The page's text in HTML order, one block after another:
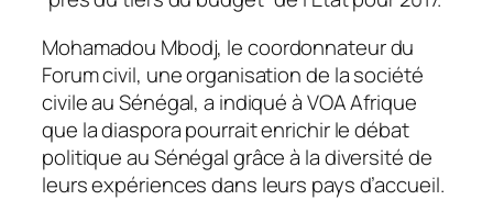
Mohamadou Mbodj, le coordonnateur du
Forum civil, une organisation de la société
civile au Sénégal, a indiqué à VOA Afrique
que la diaspora pourrait enrichir le débat
politique au Sénégal grâce à la diversité de
leurs expériences dans leurs pays d’accueil.